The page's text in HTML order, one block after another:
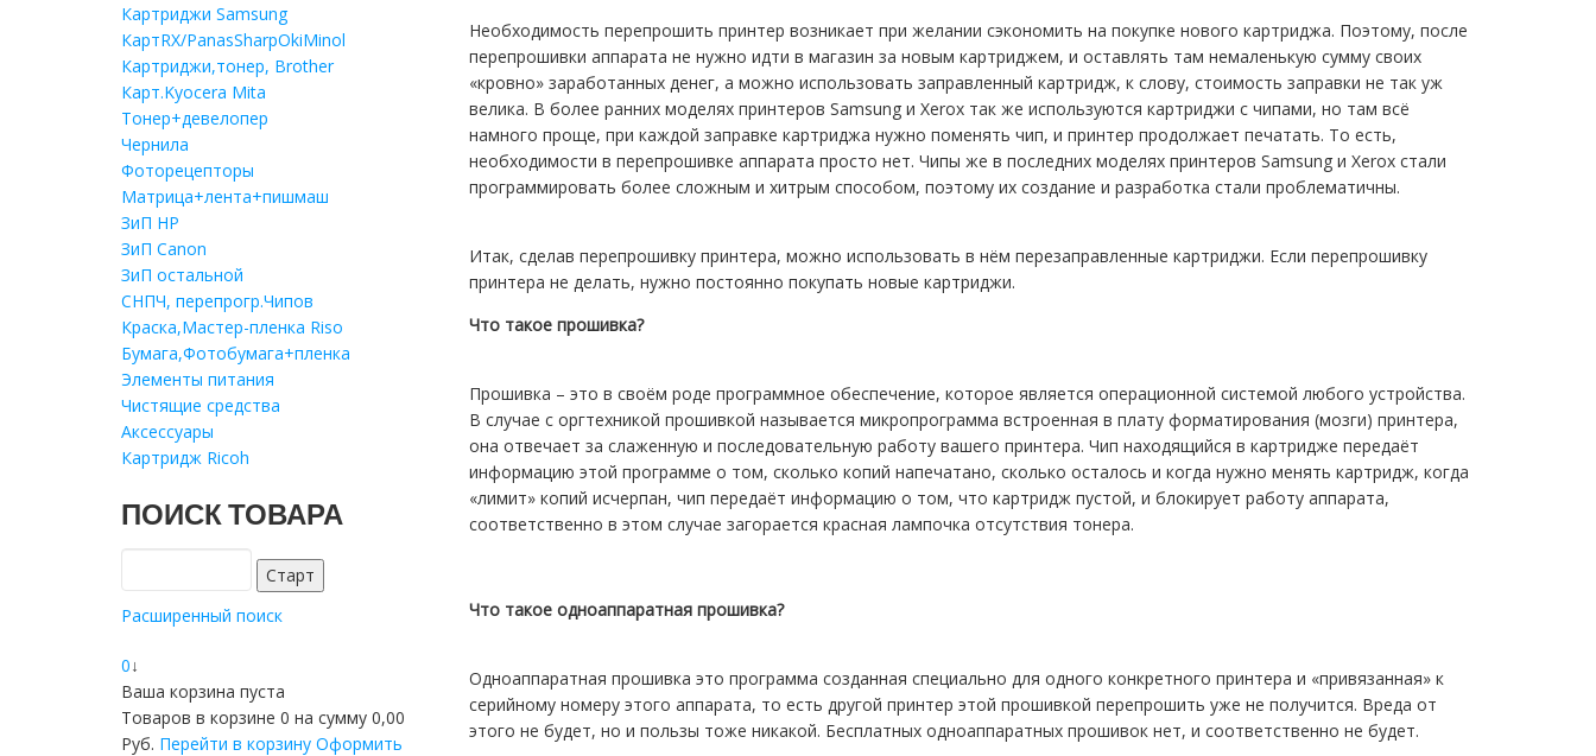
Картриджи Samsung
КартRX/PanasSharpOkiMinol
Картриджи,тонер, Brother
Карт.Kyocera Mita
Тонер+девелопер
Чернила
Фоторецепторы
Матрица+лента+пишмаш
ЗиП HP
ЗиП Саnon
ЗиП остальной
СНПЧ, перепрогр.Чипов
Краска,Мастер-пленка Riso
Бумага,Фотобумага+пленка
Элементы питания
Чистящие средства
Аксессуары
Картридж Ricoh
ПОИСК ТОВАРА
Расширенный поиск
0↓
Ваша корзина пуста
Товаров в корзине 0 на сумму 0,00
Руб. Перейти в корзину Оформить
Необходимость перепрошить принтер возникает при желании сэкономить на покупке нового картриджа. Поэтому, после
перепрошивки аппарата не нужно идти в магазин за новым картриджем, и оставлять там немаленькую сумму своих
«кровно» заработанных денег, а можно использовать заправленный картридж, к слову, стоимость заправки не так уж
велика. В более ранних моделях принтеров Samsung и Xerox так же используются картриджи с чипами, но там всё
намного проще, при каждой заправке картриджа нужно поменять чип, и принтер продолжает печатать. То есть,
необходимости в перепрошивке аппарата просто нет. Чипы же в последних моделях принтеров Samsung и Xerox стали
программировать более сложным и хитрым способом, поэтому их создание и разработка стали проблематичны.
Итак, сделав перепрошивку принтера, можно использовать в нём перезаправленные картриджи. Если перепрошивку
принтера не делать, нужно постоянно покупать новые картриджи.
Что такое прошивка?
Прошивка – это в своём роде программное обеспечение, которое является операционной системой любого устройства.
В случае с оргтехникой прошивкой называется микропрограмма встроенная в плату форматирования (мозги) принтера,
она отвечает за слаженную и последовательную работу вашего принтера. Чип находящийся в картридже передаёт
информацию этой программе о том, сколько копий напечатано, сколько осталось и когда нужно менять картридж, когда
«лимит» копий исчерпан, чип передаёт информацию о том, что картридж пустой, и блокирует работу аппарата,
соответственно в этом случае загорается красная лампочка отсутствия тонера.
Что такое одноаппаратная прошивка?
Одноаппаратная прошивка это программа созданная специально для одного конкретного принтера и «привязанная» к
серийному номеру этого аппарата, то есть другой принтер этой прошивкой перепрошить уже не получится. Вреда от
этого не будет, но и пользы тоже никакой. Бесплатных одноаппаратных прошивок нет, и соответственно не будет.